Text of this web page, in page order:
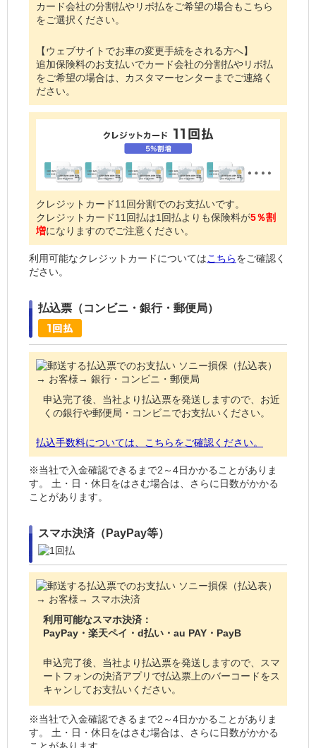
カード会社の分割払やリボ払をご希望の場合もこちら
をご選択ください。
【ウェブサイトでお車の変更手続をされる方へ】
追加保険料のお支払いでカード会社の分割払やリボ払
をご希望の場合は、カスタマーセンターまでご連絡く
ださい。
クレジットカード11回分割でのお支払いです。
クレジットカード11回払は1回払よりも保険料が5％割
増になりますのでご注意ください。
利用可能なクレジットカードについてはこちらをご確認く
ださい。
払込票（コンビニ・銀行・郵便局）
申込完了後、当社より払込票を発送しますので、お近
くの銀行や郵便局・コンビニでお支払いください。
払込手数料については、こちらをご確認ください。
※当社で入金確認できるまで2～4日かかることがありま
す。 土・日・休日をはさむ場合は、さらに日数がかかる
ことがあります。
スマホ決済（PayPay等）
利用可能なスマホ決済：
PayPay・楽天ペイ・d払い・au PAY・PayB
申込完了後、当社より払込票を発送しますので、スマ
ートフォンの決済アプリで払込票上のバーコードをス
キャンしてお支払いください。
※当社で入金確認できるまで2～4日かかることがありま
す。 土・日・休日をはさむ場合は、さらに日数がかかる